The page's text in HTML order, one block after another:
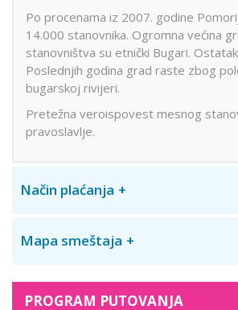
Po procenama iz 2007. godine
14.000 stanovnika. Ogromna većina
stanovništva su etnički Bugari.
Poslednjih godina grad raste zbog
bugarskoj rivijeri.
Pretežna veroispovest mesnog
pravoslavlje.
Način plaćanja
Mapa smeštaja
PROGRAM PUTOVANJA